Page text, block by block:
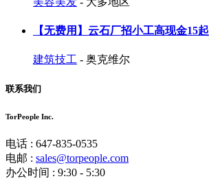
【无费用】云石厂招小工高现金15起
建筑技工 - 奥克维尔
联系我们
TorPeople Inc.
电话 : 647-835-0535
电邮 : sales@torpeople.com
办公时间 : 9:30 - 5:30